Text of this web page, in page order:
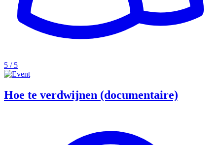
5 / 5
Hoe te verdwijnen (documentaire)